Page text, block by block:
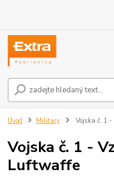
Úvod Military Vojska č. 1
Vojska č. 1 -
Luftwaffe